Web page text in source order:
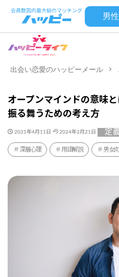
男
出会い恋愛のハッピーメール
オープンマインドの意味
振る舞うための考え方
2021年4月11日 2024年2月21日 定
深層心理 用語解説 男女